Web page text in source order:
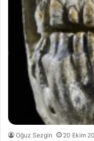
Oğuz Sezgin 20 Ekim